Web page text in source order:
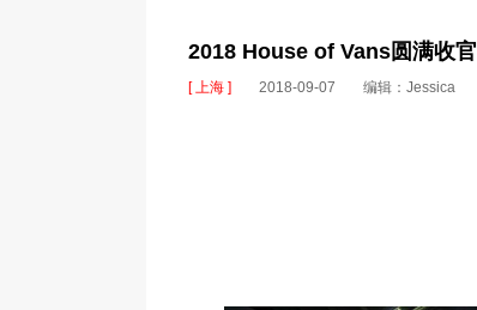
2018 House of Vans圆满收官
[ 上海 ] 2018-09-07 编辑：Jessica